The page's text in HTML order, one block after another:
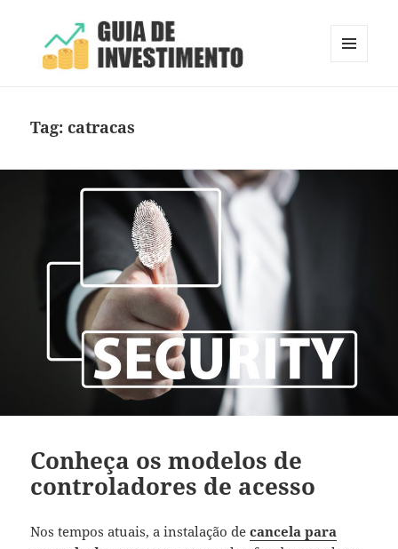
Tag:catracas
Conheça os modelos de
controladores de acesso
Nos tempos atuais, a instalação decancela para